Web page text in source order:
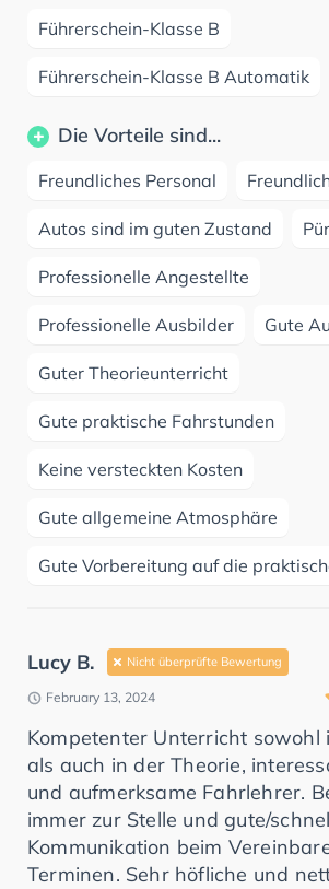
Führerschein-Klasse B
Führerschein-Klasse B Automatik
Die Vorteile sind...
Freundliches Personal
Autos sind im guten Zustand
Professionelle Angestellte
Professionelle Ausbilder Gute
Guter Theorieunterricht
Gute praktische Fahrstunden
Keine versteckten Kosten
Gute allgemeine Atmosphäre
Gute Vorbereitung auf die
Lucy B. Nicht überprüfte Bewertung
February 13, 2024
Kompetenter Unterricht sowohl
als auch in der Theorie,
und aufmerksame Fahrlehrer.
immer zur Stelle und gute/
Kommunikation beim
Terminen. Sehr höfliche und